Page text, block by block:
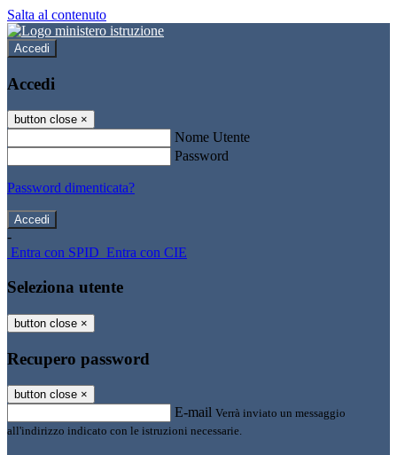
Salta al contenuto
Accedi
Accedi
button close ×
Nome Utente
Password
Password dimenticata?
-
Entra con SPID Entra con CIE
Seleziona utente
button close ×
Recupero password
button close ×
E-mail Verrà inviato un messaggio
all'indirizzo indicato con le istruzioni necessarie.